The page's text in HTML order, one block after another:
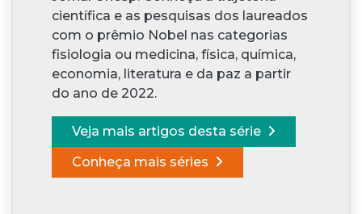
científica e as pesquisas dos laureados
com o prêmio Nobel nas categorias
fisiologia ou medicina, física, química,
economia, literatura e da paz a partir
do ano de 2022.
Veja mais artigos desta série
Conheça mais séries